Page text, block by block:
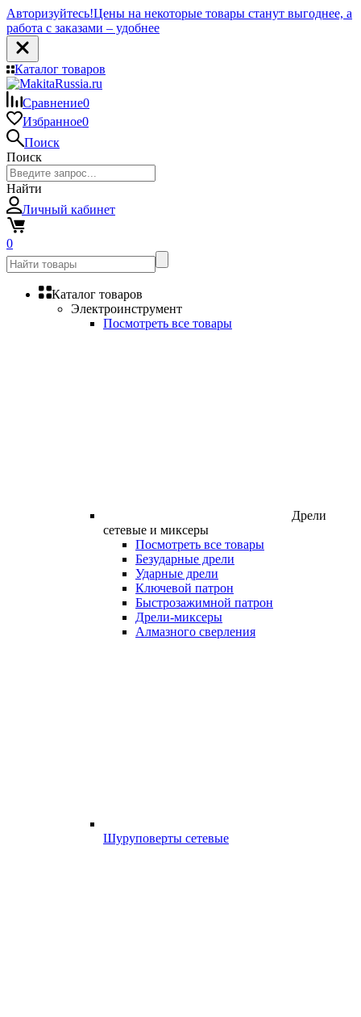
Авторизуйтесь!Цены на некоторые товары станут выгоднее, а
работа с заказами – удобнее
Каталог товаров
Сравнение0
Избранное0
Поиск
Поиск
Найти
Личный кабинет
0
Каталог товаров
Электроинструмент
Посмотреть все товары
Дрели
сетевые и миксеры
Посмотреть все товары
Безударные дрели
Ударные дрели
Ключевой патрон
Быстрозажимной патрон
Дрели-миксеры
Алмазного сверления
Шуруповерты сетевые